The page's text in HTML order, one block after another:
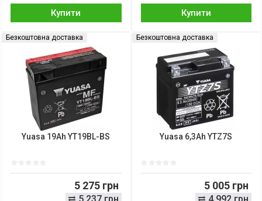
Купити Купити
Безкоштовна доставка
Yuasa 19Ah YT19BL-BS
5 275 грн
Безкоштовна доставка
Yuasa 6,3Ah YTZ7S
5 005 грн